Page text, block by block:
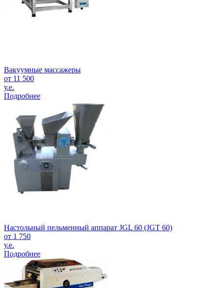
Вакуумные массажеры
от 11 500
у.е.
Подробнее
Настольный пельменный аппарат JGL 60 (JGT 60)
от 1 750
у.е.
Подробнее